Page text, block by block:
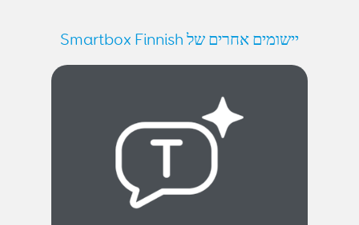
יישומים אחרים של Smartbox Finnish